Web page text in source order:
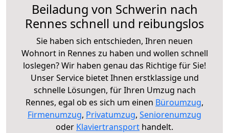
Beiladung von Schwerin nach
Rennes schnell und reibungslos
Sie haben sich entschieden, Ihren neuen
Wohnort in Rennes zu haben und wollen schnell
loslegen? Wir haben genau das Richtige für Sie!
Unser Service bietet Ihnen erstklassige und
schnelle Lösungen, für Ihren Umzug nach
Rennes, egal ob es sich um einen Büroumzug,
Firmenumzug, Privatumzug, Seniorenumzug
oder Klaviertransport handelt.